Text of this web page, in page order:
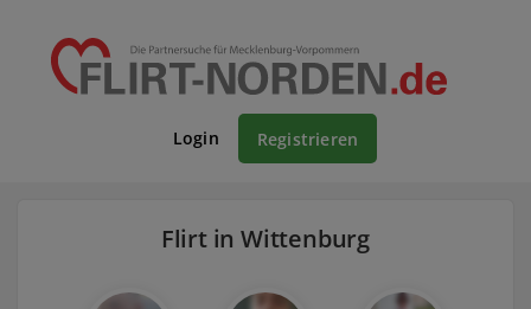
Login Registrieren
Flirt in Wittenburg